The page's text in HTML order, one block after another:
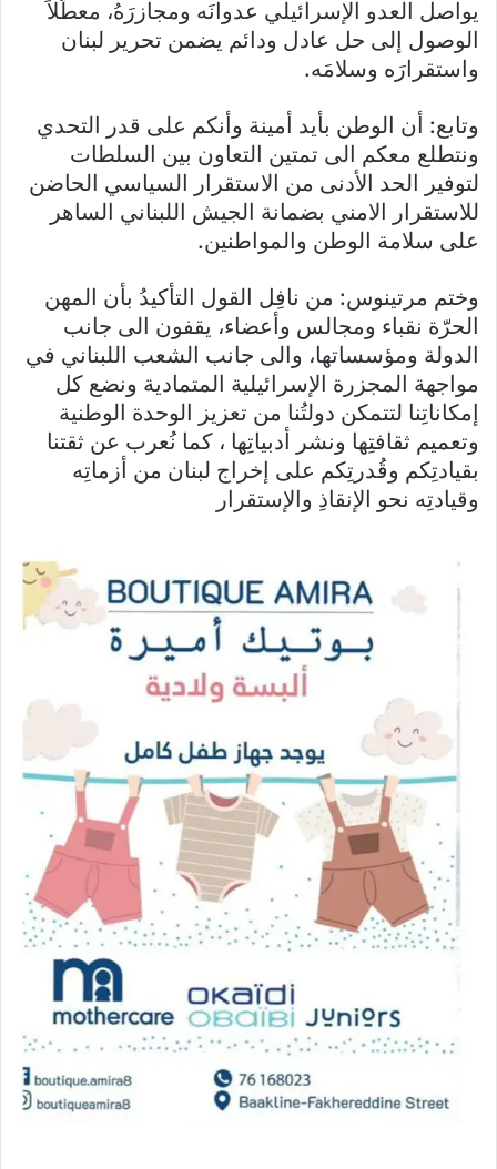
يواصل العدو الإسرائيلي عدوانَه ومجازرَهُ، معطّلاً
الوصول إلى حل عادل ودائم يضمن تحرير لبنان
واستقرارَه وسلامَه.
وتابع: أن الوطن بأيد أمينة وأنكم على قدر التحدي
ونتطلع معكم الى تمتين التعاون بين السلطات
لتوفير الحد الأدنى من الاستقرار السياسي الحاضن
للاستقرار الامني بضمانة الجيش اللبناني الساهر
على سلامة الوطن والمواطنين.
وختم مرتينوس: من نافِل القول التأكيدُ بأن المهن
الحرّة نقباء ومجالس وأعضاء، يقفون الى جانب
الدولة ومؤسساتها، والى جانب الشعب اللبناني في
مواجهة المجزرة الإسرائيلية المتمادية ونضع كل
إمكاناتِنا لتتمكن دولتُنا من تعزيز الوحدة الوطنية
وتعميم ثقافتِها ونشر أدبياتِها ، كما نُعرب عن ثقتنا
بقيادتِكم وقُدرتِكم على إخراج لبنان من أزماتِه
وقيادتِه نحو الإنقاذِ والإستقرار